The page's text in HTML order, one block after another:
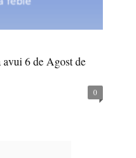
6 de Agost de
0